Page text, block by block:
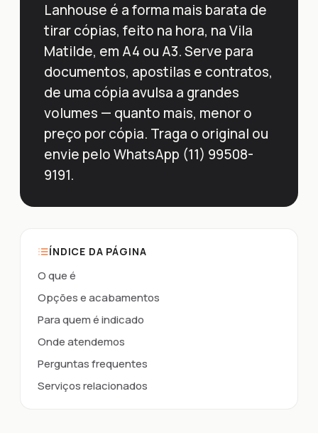
Lanhouse é a forma mais barata de
tirar cópias, feito na hora, na Vila
Matilde, em A4 ou A3. Serve para
documentos, apostilas e contratos,
de uma cópia avulsa a grandes
volumes — quanto mais, menor o
preço por cópia. Traga o original ou
envie pelo WhatsApp (11) 99508-
9191.
ÍNDICE DA PÁGINA
O que é
Opções e acabamentos
Para quem é indicado
Onde atendemos
Perguntas frequentes
Serviços relacionados